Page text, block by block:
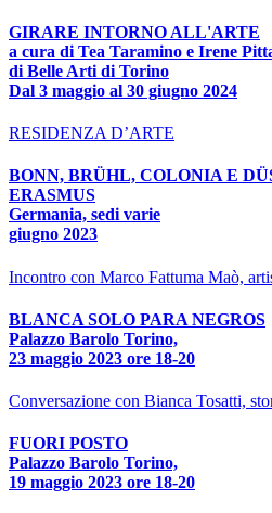
GIRARE INTORNO ALL'ARTE
a cura di Tea Taramino e Irene
di Belle Arti di Torino
Dal 3 maggio al 30 giugno 2024
RESIDENZA D’ARTE
BONN, BRÜHL, COLONIA E
ERASMUS
Germania, sedi varie
giugno 2023
Incontro con Marco Fattuma Maò,
BLANCA SOLO PARA NEGROS
Palazzo Barolo Torino,
23 maggio 2023 ore 18-20
Conversazione con Bianca Tosatti,
FUORI POSTO
Palazzo Barolo Torino,
19 maggio 2023 ore 18-20